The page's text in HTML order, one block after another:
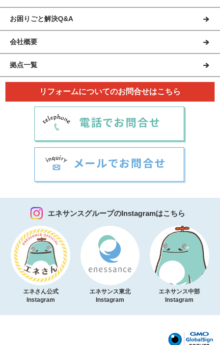
お困りごと解決Q&A
会社概要
拠点一覧
リフォームについてのお問合せはこちら
エネサンスグループのInstagramはこちら
エネさん公式
Instagram
エネサンス東北
Instagram
エネサンス中部
Instagram